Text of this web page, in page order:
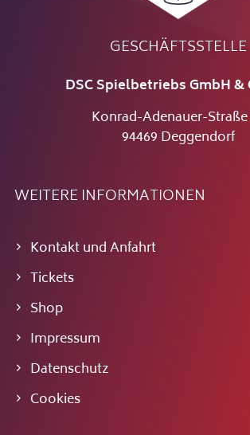
GESCHÄFTSSTELLE
DSC Spielbetriebs GmbH &
Konrad-Adenauer-Straße
94469 Deggendorf
WEITERE INFORMATIONEN
Kontakt und Anfahrt
Tickets
Shop
Impressum
Datenschutz
Cookies